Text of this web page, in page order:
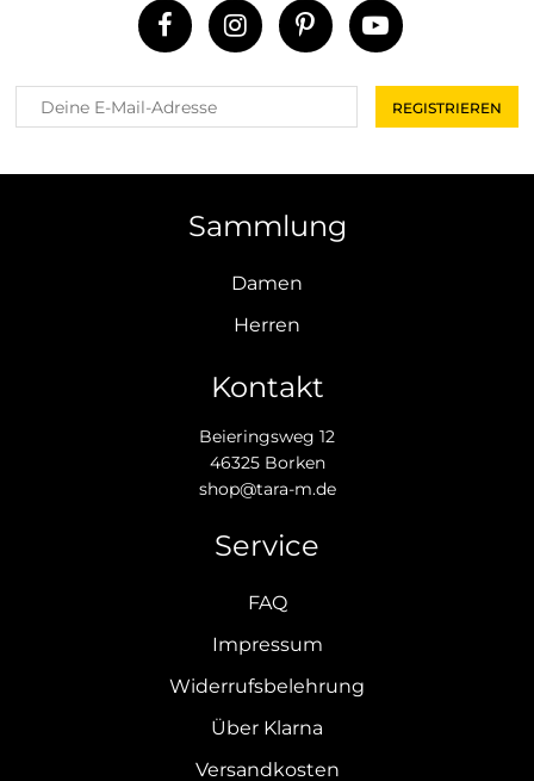
Sammlung
Damen
Herren
Kontakt
Beieringsweg 12
46325 Borken
shop@tara-m.de
Service
FAQ
Impressum
Widerrufsbelehrung
Über Klarna
Versandkosten